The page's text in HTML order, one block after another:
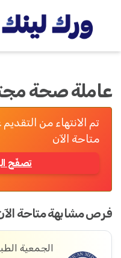
عاملة صحة
تم الانتهاء من
متاحة الآن
تصفّح
فرص مشابهة متاحة
الجمعية